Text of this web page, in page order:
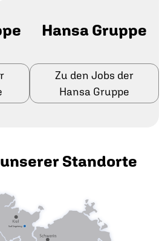
Hansa Gruppe
Zu den Jobs der
Hansa Gruppe
Standorte